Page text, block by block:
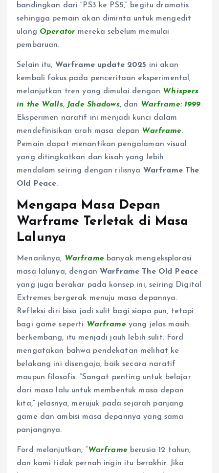
bandingkan dari “PS3 ke PS5,” begitu dramatis
sehingga pemain akan diminta untuk mengedit
ulang Operator mereka sebelum memulai
pembaruan.
Selain itu, Warframe update 2025 ini akan
kembali fokus pada penceritaan eksperimental,
melanjutkan tren yang dimulai dengan Whispers
in the Walls, Jade Shadows, dan Warframe: 1999.
Eksperimen naratif ini menjadi kunci dalam
mendefinisikan arah masa depan Warframe.
Pemain dapat menantikan pengalaman visual
yang ditingkatkan dan kisah yang lebih
mendalam seiring dengan rilisnya Warframe The
Old Peace.
Mengapa Masa Depan
Warframe Terletak di Masa
Lalunya
Menariknya, Warframebanyak mengeksplorasi
masa lalunya, dengan Warframe The Old Peace
yang juga berakar pada konsep ini, seiring Digital
Extremes bergerak menuju masa depannya.
Refleksi diri bisa jadi sulit bagi siapa pun, tetapi
bagi game seperti Warframeyang jelas masih
berkembang, itu menjadi jauh lebih sulit. Ford
mengatakan bahwa pendekatan melihat ke
belakang ini disengaja, baik secara naratif
maupun filosofis. “Sangat penting untuk belajar
dari masa lalu untuk membentuk masa depan
kita,” jelasnya, merujuk pada sejarah panjang
game dan ambisi masa depannya yang sama
panjangnya.
Ford melanjutkan, “Warframeberusia 12 tahun,
dan kami tidak pernah ingin itu berakhir. Jika